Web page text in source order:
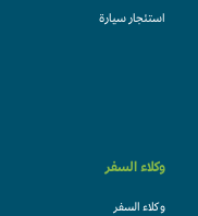
استئجار سيارة
وكلاء السفر
وكلاء السفر